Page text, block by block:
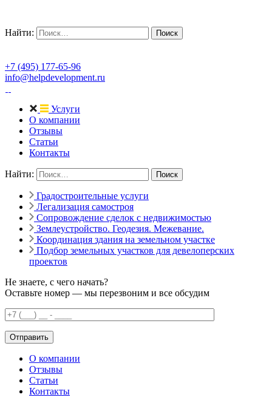
Найти:
+7 (495) 177-65-96
info@helpdevelopment.ru
Услуги
О компании
Отзывы
Статьи
Контакты
Найти:
Градостроительные услуги
Легализация самостроя
Сопровождение сделок с недвижимостью
Землеустройство. Геодезия. Межевание.
Координация здания на земельном участке
Подбор земельных участков для девелоперских
проектов
Не знаете, с чего начать?
Оставьте номер — мы перезвоним и все обсудим
О компании
Отзывы
Статьи
Контакты